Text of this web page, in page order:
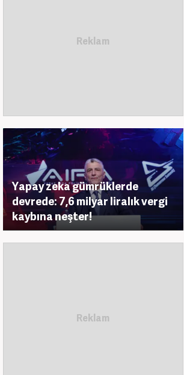
Yapay zeka gümrüklerde
devrede: 7,6 milyar liralık vergi
kaybına neşter!